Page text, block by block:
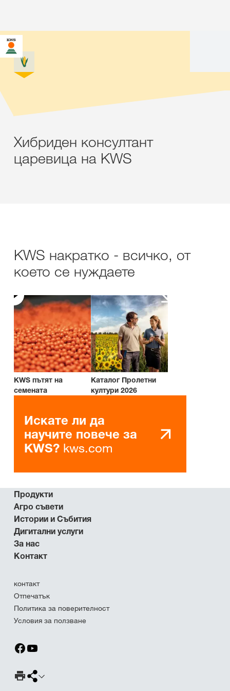
Хибриден консултант
царевица на KWS
KWS накратко - всичко, от
което се нуждаете
KWS пътят на
семената
Каталог Пролетни
култури 2026
Искате ли да
научите повече за
KWS? kws.com
Продукти
Агро съвети
Истории и Събития
Дигитални услуги
За нас
Контакт
контакт
Отпечатък
Политика за поверителност
Условия за ползване
Страница за печат
Споделяне на страница